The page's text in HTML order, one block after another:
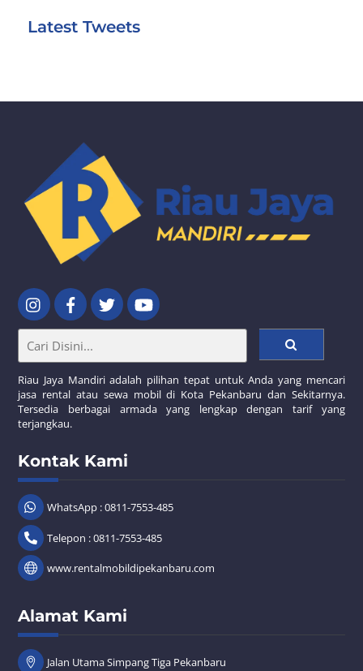
Latest Tweets
Riau Jaya Mandiri adalah pilihan tepat untuk Anda yang mencari
jasa rental atau sewa mobil di Kota Pekanbaru dan Sekitarnya.
Tersedia berbagai armada yang lengkap dengan tarif yang
terjangkau.
Kontak Kami
WhatsApp : 0811-7553-485
Telepon : 0811-7553-485
www.rentalmobildipekanbaru.com
Alamat Kami
Jalan Utama Simpang Tiga Pekanbaru